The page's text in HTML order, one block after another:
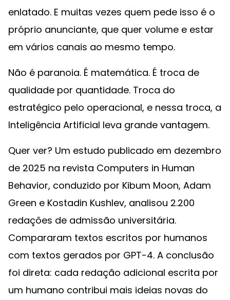
enlatado. E muitas vezes quem pede isso é o
próprio anunciante, que quer volume e estar
em vários canais ao mesmo tempo.
Não é paranoia. É matemática. É troca de
qualidade por quantidade. Troca do
estratégico pelo operacional, e nessa troca, a
Inteligência Artificial leva grande vantagem.
Quer ver? Um estudo publicado em dezembro
de 2025 na revista Computers in Human
Behavior, conduzido por Kibum Moon, Adam
Green e Kostadin Kushlev, analisou 2.200
redações de admissão universitária.
Compararam textos escritos por humanos
com textos gerados por GPT-4. A conclusão
foi direta: cada redação adicional escrita por
um humano contribui mais ideias novas do